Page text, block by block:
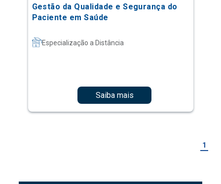
Gestão da Qualidade e Segurança do
Paciente em Saúde
Especialização a Distância
Saiba mais
1